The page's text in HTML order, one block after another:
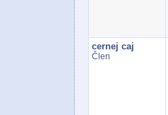
cernej caj
Člen